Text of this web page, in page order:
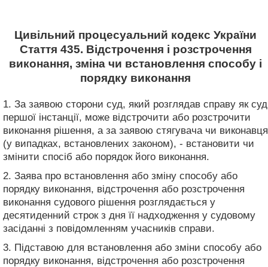
Цивільний процесуальний кодекс України
Стаття 435. Відстрочення і розстрочення
виконання, зміна чи встановлення способу і
порядку виконання
1. За заявою сторони суд, який розглядав справу як суд
першої інстанції, може відстрочити або розстрочити
виконання рішення, а за заявою стягувача чи виконавця
(у випадках, встановлених законом), - встановити чи
змінити спосіб або порядок його виконання.
2. Заява про встановлення або зміну способу або
порядку виконання, відстрочення або розстрочення
виконання судового рішення розглядається у
десятиденний строк з дня її надходження у судовому
засіданні з повідомленням учасників справи.
3. Підставою для встановлення або зміни способу або
порядку виконання, відстрочення або розстрочення